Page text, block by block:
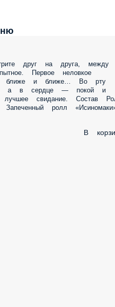
друг на друга, между
Первое неловкое
ближе и ближе… Во рту
а в сердце — покой и
свидание. Состав
ролл
В